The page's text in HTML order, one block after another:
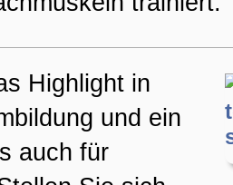
Highlight in
und ein
auch für